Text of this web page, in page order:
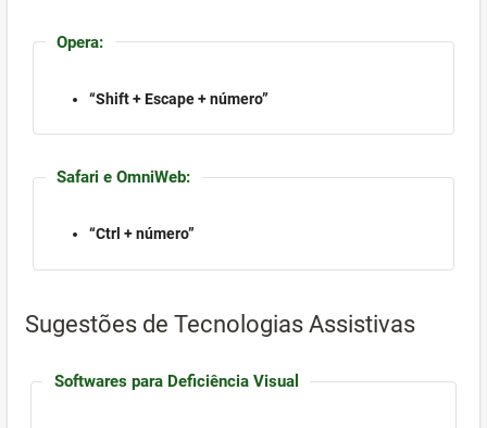
Opera:
“Shift + Escape + número”
Safari e OmniWeb:
“Ctrl + número”
Sugestões de Tecnologias Assistivas
Softwares para Deficiência Visual